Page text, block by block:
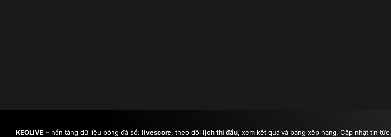
KEOLIVE – nền tảng dữ liệu bóng đá số: livescore, theo dõi lịch thi đấu, xem kết quả và bảng xếp hạng. Cập nhật tin tức,